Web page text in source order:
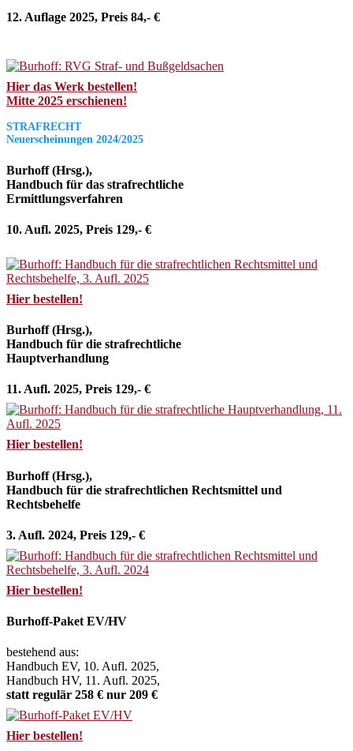
12. Auflage 2025, Preis 84,- €
Hier das Werk bestellen!
Mitte 2025 erschienen!
STRAFRECHT
Neuerscheinungen 2024/2025
Burhoff (Hrsg.),
Handbuch für das strafrechtliche
Ermittlungsverfahren
10. Aufl. 2025, Preis 129,- €
Hier bestellen!
Burhoff (Hrsg.),
Handbuch für die strafrechtliche
Hauptverhandlung
11. Aufl. 2025, Preis 129,- €
Hier bestellen!
Burhoff (Hrsg.),
Handbuch für die strafrechtlichen Rechtsmittel und
Rechtsbehelfe
3. Aufl. 2024, Preis 129,- €
Hier bestellen!
Burhoff-Paket EV/HV
bestehend aus:
Handbuch EV, 10. Aufl. 2025,
Handbuch HV, 11. Aufl. 2025,
statt regulär 258 € nur 209 €
Hier bestellen!